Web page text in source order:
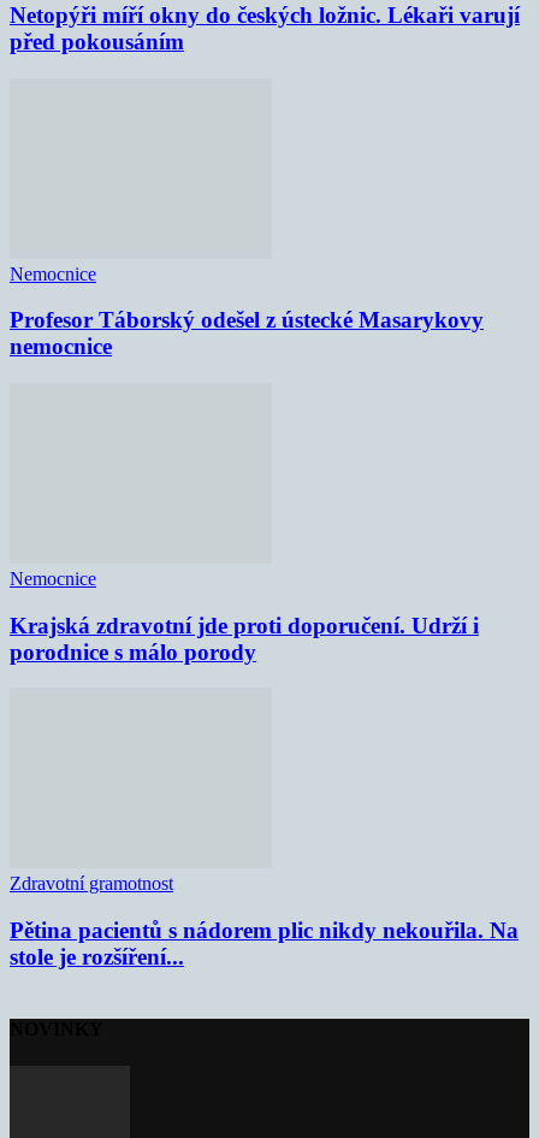
Netopýři míří okny do českých ložnic. Lékaři varují
před pokousáním
Nemocnice
Profesor Táborský odešel z ústecké Masarykovy
nemocnice
Nemocnice
Krajská zdravotní jde proti doporučení. Udrží i
porodnice s málo porody
Zdravotní gramotnost
Pětina pacientů s nádorem plic nikdy nekouřila. Na
stole je rozšíření...